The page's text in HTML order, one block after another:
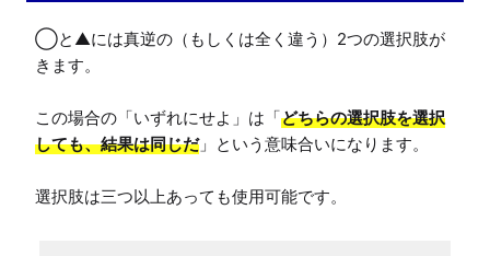
◯と▲には真逆の（もしくは全く違う）2つの選択肢が
きます。
この場合の「いずれにせよ」は「どちらの選択肢を選択
しても、結果は同じだ」という意味合いになります。
選択肢は三つ以上あっても使用可能です。